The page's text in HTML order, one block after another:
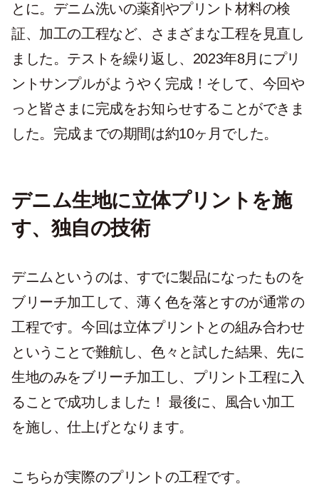
とに。デニム洗いの薬剤やプリント材料の検
証、加工の工程など、さまざまな工程を見直し
ました。テストを繰り返し、2023年8月にプリ
ントサンプルがようやく完成！そして、今回や
っと皆さまに完成をお知らせすることができま
した。完成までの期間は約10ヶ月でした。
デニム生地に立体プリントを施
す、独自の技術
デニムというのは、すでに製品になったものを
ブリーチ加工して、薄く色を落とすのが通常の
工程です。今回は立体プリントとの組み合わせ
ということで難航し、色々と試した結果、先に
生地のみをブリーチ加工し、プリント工程に入
ることで成功しました！ 最後に、風合い加工
を施し、仕上げとなります。
こちらが実際のプリントの工程です。